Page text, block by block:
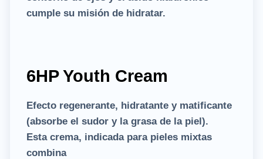
cumple su misión de hidratar.
6HP Youth Cream
Efecto regenerante, hidratante y matificante
(absorbe el sudor y la grasa de la piel).
Esta crema, indicada para pieles mixtas
combina